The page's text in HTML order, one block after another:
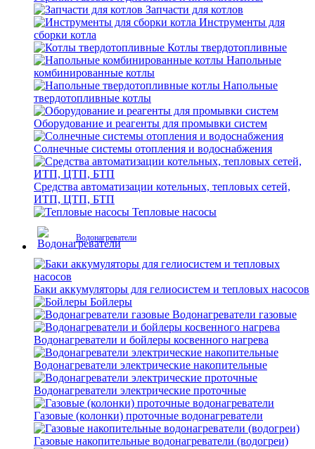
Запчасти для котлов
Инструменты для
сборки котла
Котлы твердотопливные
Напольные
комбинированные котлы
Напольные
твердотопливные котлы
Оборудование и реагенты для промывки систем
Солнечные системы отопления и водоснабжения
Средства автоматизации котельных, тепловых сетей,
ИТП, ЦТП, БТП
Тепловые насосы
Водонагреватели
Баки аккумуляторы для гелиосистем и тепловых насосов
Бойлеры
Водонагреватели газовые
Водонагреватели и бойлеры косвенного нагрева
Водонагреватели электрические накопительные
Водонагреватели электрические проточные
Газовые (колонки) проточные водонагреватели
Газовые накопительные водонагреватели (водогреи)